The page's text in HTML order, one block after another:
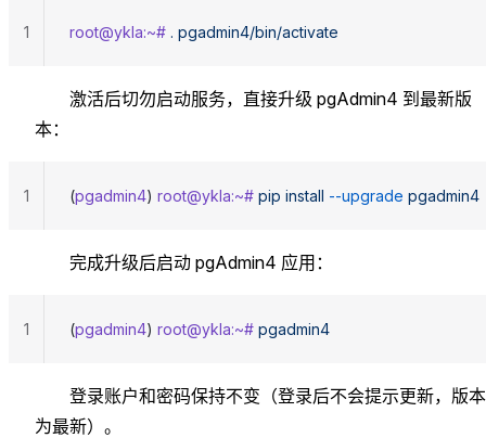
root@ykla:~# . pgadmin4/bin/activate
1
激活后切勿启动服务，直接升级 pgAdmin4 到最新版
本：
(pgadmin4) root@ykla:~# pip install --upgrade pgadmin4
1
完成升级后启动 pgAdmin4 应用：
(pgadmin4) root@ykla:~# pgadmin4
1
登录账户和密码保持不变（登录后不会提示更新，版
为最新）。